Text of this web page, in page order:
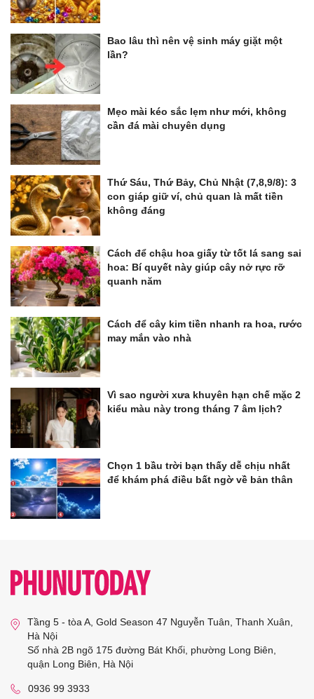
Bao lâu thì nên vệ sinh máy giặt một
lần?
Mẹo mài kéo sắc lẹm như mới, không
cần đá mài chuyên dụng
Thứ Sáu, Thứ Bảy, Chủ Nhật (7,8,9/8): 3
con giáp giữ ví, chủ quan là mất tiền
không đáng
Cách để chậu hoa giấy từ tốt lá sang sai
hoa: Bí quyết này giúp cây nở rực rỡ
quanh năm
Cách để cây kim tiền nhanh ra hoa, rước
may mắn vào nhà
Vì sao người xưa khuyên hạn chế mặc 2
kiểu màu này trong tháng 7 âm lịch?
Chọn 1 bầu trời bạn thấy dễ chịu nhất
để khám phá điều bất ngờ về bản thân
Tầng 5 - tòa A, Gold Season 47 Nguyễn Tuân, Thanh Xuân,
Hà Nội
Số nhà 2B ngõ 175 đường Bát Khối, phường Long Biên,
quận Long Biên, Hà Nội
0936 99 3933